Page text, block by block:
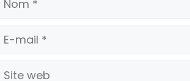
E-
Site